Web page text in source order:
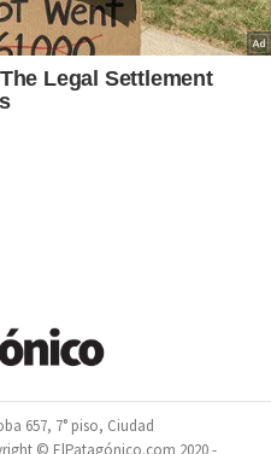
657, 7° piso, Ciudad